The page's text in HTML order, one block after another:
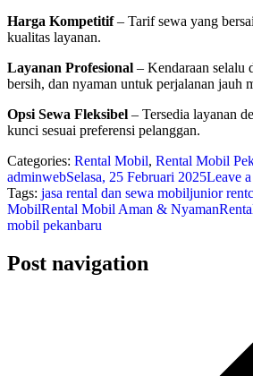
Harga Kompetitif– Tarif sewa yang
kualitas layanan.
Layanan Profesional – Kendaraan selalu
bersih, dan nyaman untuk perjalanan jauh
Opsi Sewa Fleksibel – Tersedia layanan
kunci sesuai preferensi pelanggan.
Categories: Rental Mobil, Rental Mobil
adminwebSelasa, 25 Februari 2025Leave
Tags: jasa rental dan sewa mobiljunior
MobilRental Mobil Aman & Nyaman
mobil pekanbaru
Post navigation